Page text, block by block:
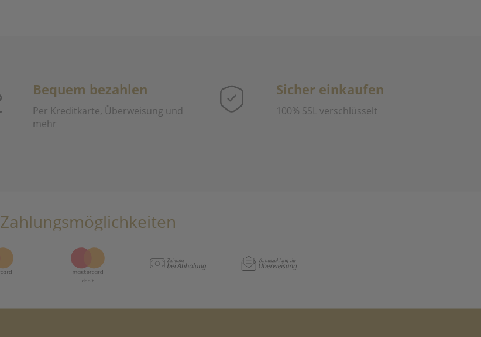
Bequem bezahlen
Per Kreditkarte, Überweisung und
mehr
Sicher einkaufen
100% SSL verschlüsselt
Zahlungsmöglichkeiten